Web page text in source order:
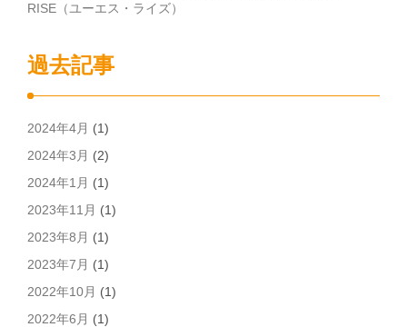
RISE（ユーエス・ライズ）
過去記事
2024年4月 (1)
2024年3月 (2)
2024年1月 (1)
2023年11月 (1)
2023年8月 (1)
2023年7月 (1)
2022年10月 (1)
2022年6月 (1)